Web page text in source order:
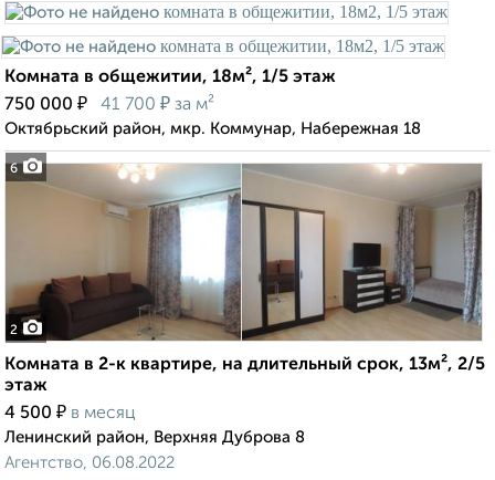
6
Комната в общежитии, 18м², 1/5 этаж
750 000 ₽ 41 700 ₽ за м²
Октябрьский район, мкр. Коммунар, Набережная 18
2
Комната в 2-к квартире, на длительный срок, 13м², 2/5
этаж
4 500 ₽ в месяц
Ленинский район, Верхняя Дуброва 8
Агентство, 06.08.2022